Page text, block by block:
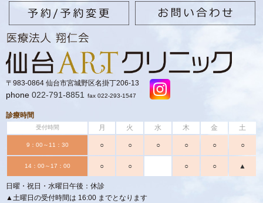
〒983-0864 仙台市宮城野区名掛丁206-13
phone 022-791-8851 fax 022-293-1547
診療時間
受付時間 月 火 水 木 金 土
9：00～11：30 ○ ○ ○ ○ ○ ○
14：00～17：00 ○ ○ ○ ○ ▲
日曜・祝日・水曜日午後：休診
▲土曜日の受付時間は 16:00 までとなります